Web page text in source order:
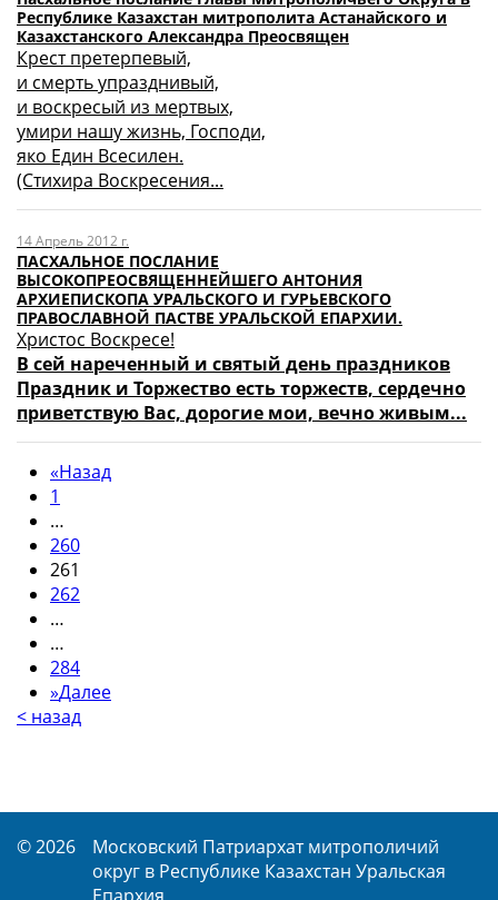
Республике Казахстан митрополита Астанайского и
Казахстанского Александра Преосвящен
Крест претерпевый,
и смерть упразднивый,
и воскресый из мертвых,
умири нашу жизнь, Господи,
яко Един Всесилен.
(Стихира Воскресения...
14 Апрель 2012 г.
ПАСХАЛЬНОЕ ПОСЛАНИЕ
ВЫСОКОПРЕОСВЯЩЕННЕЙШЕГО АНТОНИЯ
АРХИЕПИСКОПА УРАЛЬСКОГО И ГУРЬЕВСКОГО
ПРАВОСЛАВНОЙ ПАСТВЕ УРАЛЬСКОЙ ЕПАРХИИ.
Христос Воскресе!
В сей нареченный и святый день праздников
Праздник и Торжество есть торжеств, сердечно
приветствую Вас, дорогие мои, вечно живым...
«Назад
1
…
260
261
262
…
…
284
»Далее
< назад
© 2026
Московский Патриархат митрополичий
округ в Республике Казахстан Уральская